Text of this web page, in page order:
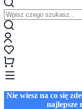
Nie wiesz na co się
najlepsze